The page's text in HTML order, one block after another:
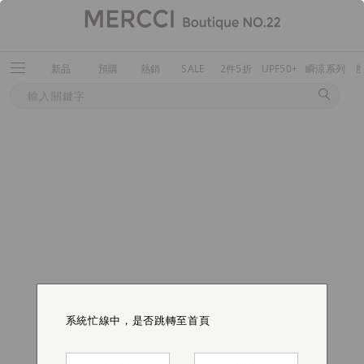
新品 預購 熱銷 SALE 2件5折 UPF50+ 瞬涼系列
系統忙線中，是否跳轉至首頁
系統忙線中，是否跳轉至首頁
系統忙線中，是否跳轉至首頁
系統忙線中，是否跳轉至首頁
系統忙線中，是否跳轉至首頁